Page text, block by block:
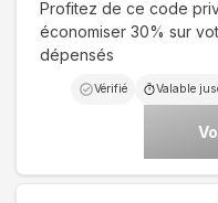
Profitez de ce code
économiser 30% sur
dépensés
Vérifié Valable